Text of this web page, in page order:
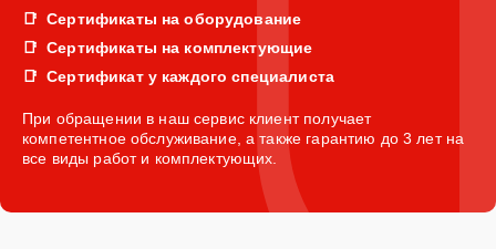
Сертификаты на оборудование
Сертификаты на комплектующие
Сертификат у каждого специалиста
При обращении в наш сервис клиент получает
компетентное обслуживание, а также гарантию до 3 лет на
все виды работ и комплектующих.